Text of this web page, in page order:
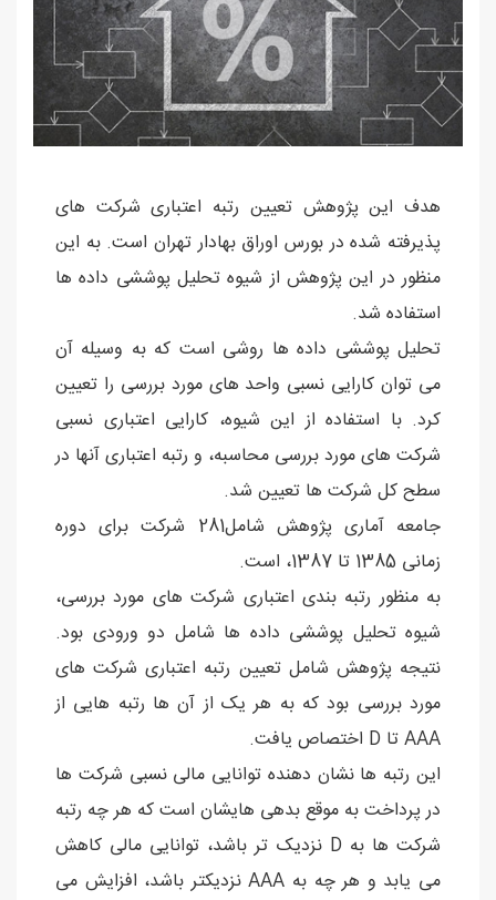
هدف این پژوهش تعیین رتبه اعتباری شركت های
پذیرفته شده در بورس اوراق بهادار تهران است. به این
منظور در این پژوهش از شیوه تحلیل پوششی داده ها
استفاده شد.
تحلیل پوششی داده ها روشی است كه به وسیله آن
می توان كارایی نسبی واحد های مورد بررسی را تعیین
كرد. با استفاده از این شیوه، كارایی اعتباری نسبی
شركت های مورد بررسی محاسبه، و رتبه اعتباری آنها در
سطح كل شركت ها تعیین شد.
جامعه آماری پژوهش شامل281 شركت برای دوره
زمانی 1385 تا 1387، است.
به منظور رتبه بندی اعتباری شركت های مورد بررسی،
شیوه تحلیل پوششی داده ها شامل دو ورودی بود.
نتیجه پژوهش شامل تعیین رتبه اعتباری شرکت های
مورد بررسی بود که به هر یک از آن ها رتبه هایی از
AAA تا D اختصاص یافت.
این رتبه ها نشان دهنده توانایی مالی نسبی شرکت ها
در پرداخت به موقع بدهی هایشان است که هر چه رتبه
شرکت ها به D نزدیک تر باشد، توانایی مالی کاهش
می یابد و هر چه به AAA نزدیکتر باشد، افزایش می